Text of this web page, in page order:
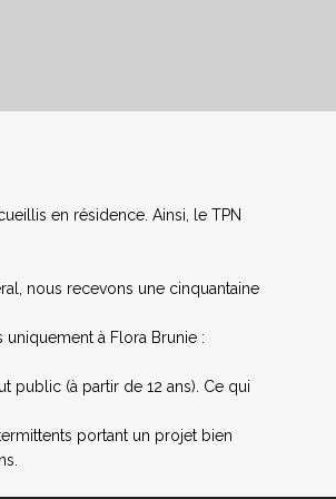
en résidence. Ainsi, le TPN
nous recevons une cinquantaine
à Flora Brunie :
public (à partir de 12 ans). Ce qui
portant un projet bien